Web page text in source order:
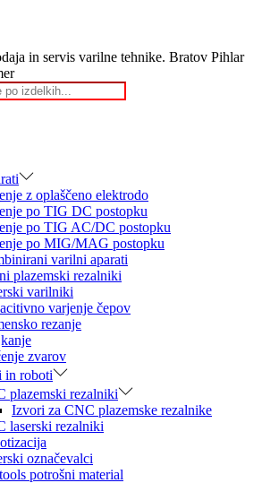
in servis varilne tehnike. Bratov Pihlar
z oplaščeno elektrodo
po TIG DC postopku
po TIG AC/DC postopku
po MIG/MAG postopku
varilni aparati
plazemski rezalniki
varilniki
varjenje čepov
rezanje
zvarov
in roboti
plazemski rezalniki
Izvori za CNC plazemske rezalnike
laserski rezalniki
označevalci
potrošni material